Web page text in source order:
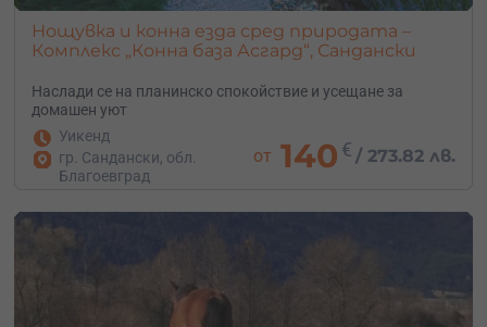
Нощувка и конна езда сред природата –
Комплекс „Конна база Асгард“, Сандански
Наслади се на планинско спокойствие и усещане за
домашен уют
Уикенд
гр. Сандански, обл.
Благоевград
от 140 € /273.82 лв.